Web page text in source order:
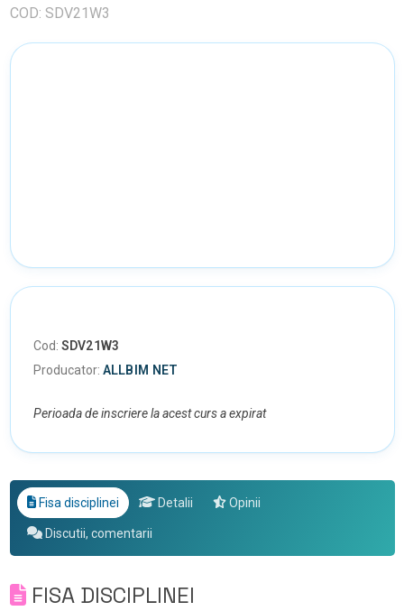
COD: SDV21W3
Cod: SDV21W3
Producator: ALLBIM NET
Perioada de inscriere la acest curs a expirat
Fisa disciplinei Detalii Opinii
Discutii, comentarii
FISA DISCIPLINEI